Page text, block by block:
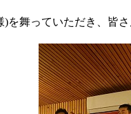
を舞っていただき、皆